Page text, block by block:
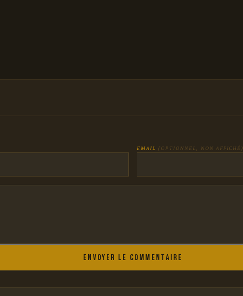
EMAIL (OPTIONNEL, NON AFFICHÉ)
Envoyer le commentaire